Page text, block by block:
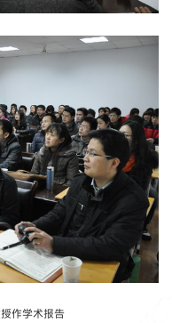
作学术报告